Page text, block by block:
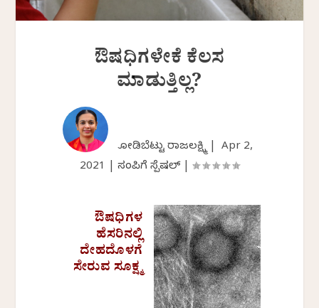
ಔಷಧಿಗಳೇಕೆ ಕೆಲಸ
ಮಾಡುತ್ತಿಲ್ಲ?
ಕೋಡಿಬೆಟ್ಟು ರಾಜಲಕ್ಷ್ಮಿ | Apr 2,
2021
ಸಂಪಿಗೆ ಸ್ಪೆಷಲ್|
ಔಷಧಿಗಳ
ಹೆಸರಿನಲ್ಲಿ
ದೇಹದೊಳಗೆ
ಸೇರುವ ಸೂಕ್ಷ್ಮ